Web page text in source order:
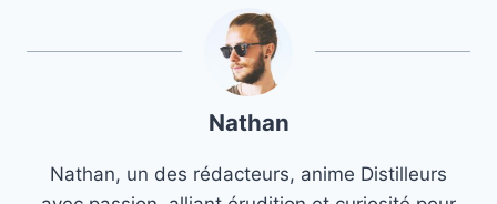
Nathan
Nathan, un des rédacteurs, anime Distilleurs